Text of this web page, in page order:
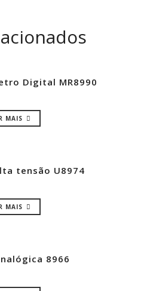
Digital MR8990
MAIS
tensão U8974
MAIS
8966